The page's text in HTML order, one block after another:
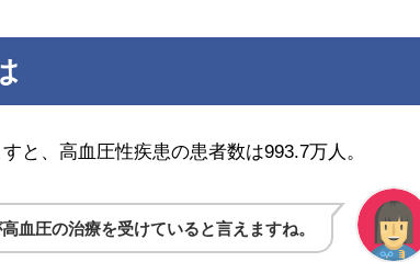
と、高血圧性疾患の患者数は993.7万人。
血圧の治療を受けていると言えますね。